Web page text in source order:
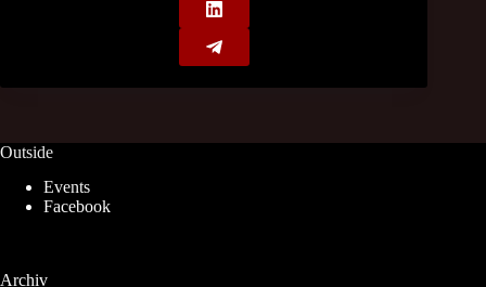
Outside
Events
Facebook
Archiv